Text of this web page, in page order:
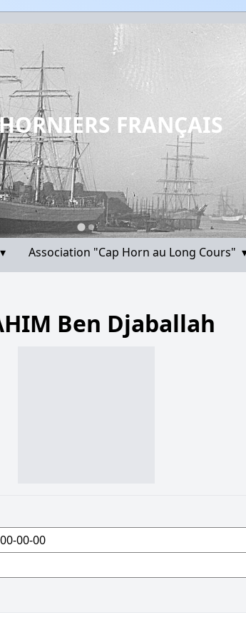
FRANÇAIS
▾ Association "Cap Horn au Long Cours"
Ben Djaballah
00-00